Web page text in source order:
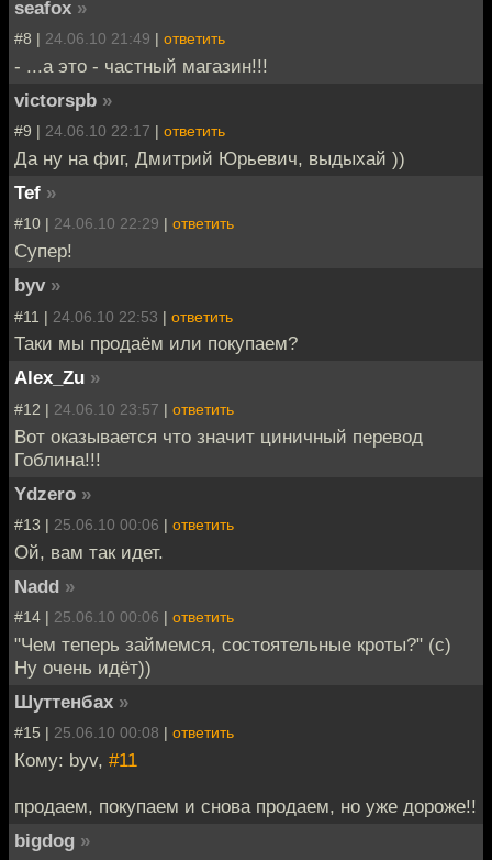
seafox »
#8 | 24.06.10 21:49 | ответить
- ...а это - частный магазин!!!
victorspb »
#9 | 24.06.10 22:17 | ответить
Да ну на фиг, Дмитрий Юрьевич, выдыхай ))
Tef »
#10 | 24.06.10 22:29 | ответить
Супер!
byv »
#11 | 24.06.10 22:53 | ответить
Таки мы продаём или покупаем?
Alex_Zu »
#12 | 24.06.10 23:57 | ответить
Вот оказывается что значит циничный перевод
Гоблина!!!
Ydzero »
#13 | 25.06.10 00:06 | ответить
Ой, вам так идет.
Nadd »
#14 | 25.06.10 00:06 | ответить
"Чем теперь займемся, состоятельные кроты?" (с)
Ну очень идёт))
Шуттенбах »
#15 | 25.06.10 00:08 | ответить
Кому: byv, #11
продаем, покупаем и снова продаем, но уже дороже!!
bigdog »